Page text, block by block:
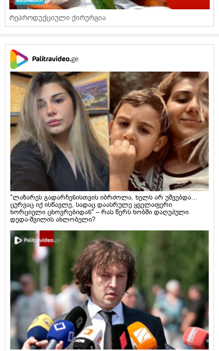
რეპროდუქციული ქირურგია
"ლაზარეს გადარჩენისთვის იბრძოლა, ხელს არ უშვებდა…
ცურვაც იქ ისწავლე, სადაც დაასრულე ყველაფერი
ხორციელი ცხოვრებიდან" – რას წერს ხობში დაღუპული
დედა-შვილის ახლობელი?